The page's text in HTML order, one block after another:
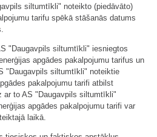
siltumtīkli" noteikto (piedāvāto)
tarifu spēkā stāšanās datums
"Daugavpils siltumtīkli" iesniegtos
apgādes pakalpojumu tarifus un
"Daugavpils siltumtīkli" noteiktie
pakalpojumu tarifi atbilst
ar to AS "Daugavpils siltumtīkli"
apgādes pakalpojumu tarifi var
laikā.